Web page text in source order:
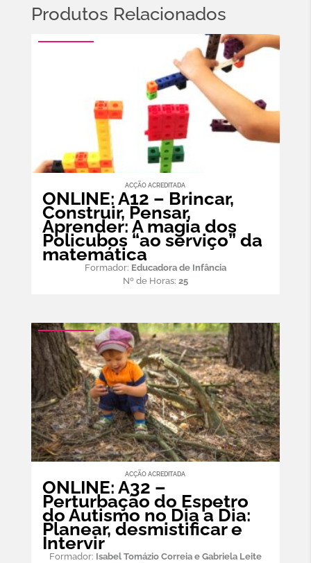
Produtos Relacionados
ACÇÃO ACREDITADA
ONLINE: A12 – Brincar,
Construir, Pensar,
Aprender: A magia dos
Policubos “ao serviço” da
matemática
Formador: Educadora de Infância
Nº de Horas: 25
ACÇÃO ACREDITADA
ONLINE: A32 –
Perturbação do Espetro
do Autismo no Dia a Dia:
Planear, desmistificar e
Intervir
Formador: Isabel Tomázio Correia e Gabriela Leite